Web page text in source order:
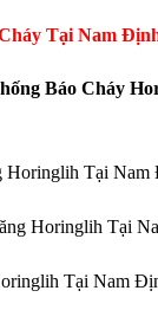
Tại Nam
Báo Cháy
Horinglih Tại Nam
Horinglih Tại
Tại Nam